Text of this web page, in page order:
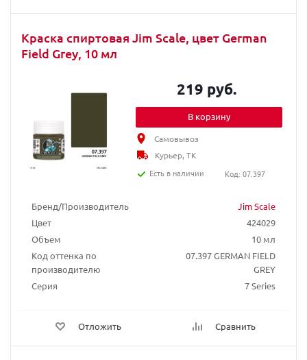
Краска спиртовая Jim Scale, цвет German
Field Grey, 10 мл
Бренд/Производитель
Jim Scale
Цвет
424029
Объем
10 мл
Код оттенка по
производителю
07.397 GERMAN FIELD
GREY
Серия
7 Series
Отложить Сравнить
219 руб.
В корзину
Самовывоз
Курьер, ТК
Есть в наличии
Код: 07.397